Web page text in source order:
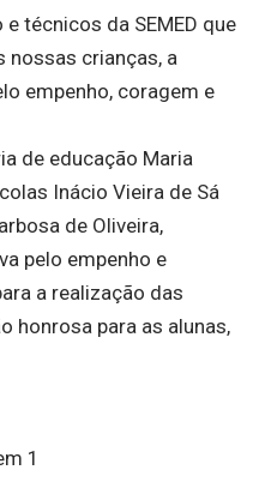
técnicos da SEMED que
nossas crianças, a
empenho, coragem e
de educação Maria
Inácio Vieira de Sá
de Oliveira,
pelo empenho e
a realização das
honrosa para as alunas,